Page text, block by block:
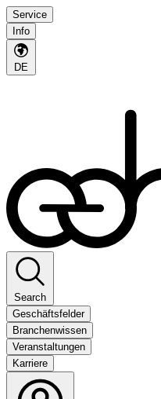
Service
Info
DE
Search
Geschäftsfelder
Branchenwissen
Veranstaltungen
Karriere